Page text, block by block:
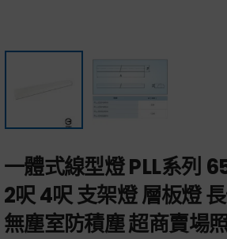
一體式線型燈 PLL系列
2呎 4呎 支架燈 層板燈
無塵室防積塵 超商賣場